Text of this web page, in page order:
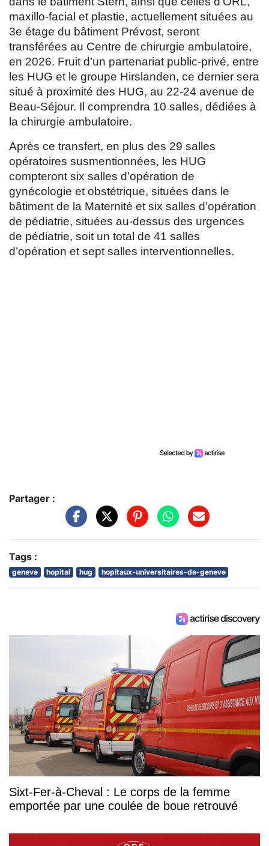
maxillo-facial et plastie, actuellement situées au
3e étage du bâtiment Prévost, seront
transférées au Centre de chirurgie ambulatoire,
en 2026. Fruit d’un partenariat public-privé, entre
les HUG et le groupe Hirslanden, ce dernier sera
situé à proximité des HUG, au 22-24 avenue de
Beau-Séjour. Il comprendra 10 salles, dédiées à
la chirurgie ambulatoire.
Après ce transfert, en plus des 29 salles
opératoires susmentionnées, les HUG
compteront six salles d’opération de
gynécologie et obstétrique, situées dans le
bâtiment de la Maternité et six salles d’opération
de pédiatrie, situées au-dessus des urgences
de pédiatrie, soit un total de 41 salles
d’opération et sept salles interventionnelles.
Partager :
Tags :
geneve hopital hug hopitaux-universitaires-de-geneve
Sixt-Fer-à-Cheval : Le corps de la femme
emportée par une coulée de boue retrouvé